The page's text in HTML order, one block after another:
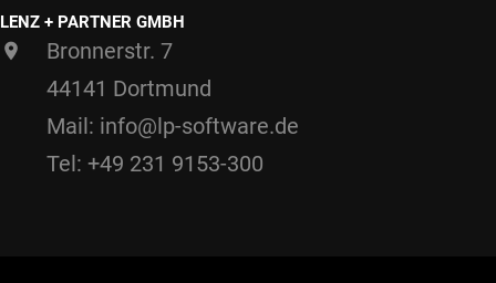
LENZ + PARTNER GMBH
Bronnerstr. 7
44141 Dortmund
Mail: info@lp-software.de
Tel: +49 231 9153-300